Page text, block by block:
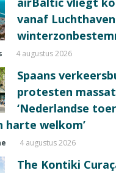
vanaf
4 augustus 2026
Spaans
protesten
‘Nederlandse
harte welkom’
4 augustus 2026
The Kontiki